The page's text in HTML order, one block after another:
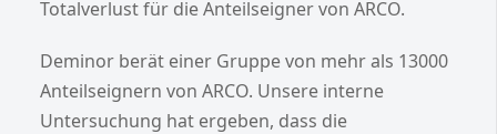
Totalverlust für die Anteilseigner von ARCO.
Deminor berät einer Gruppe von mehr als 13000
Anteilseignern von ARCO. Unsere interne
Untersuchung hat ergeben, dass die